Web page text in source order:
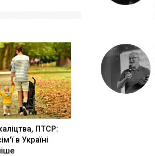
ПТСР:
в Україні